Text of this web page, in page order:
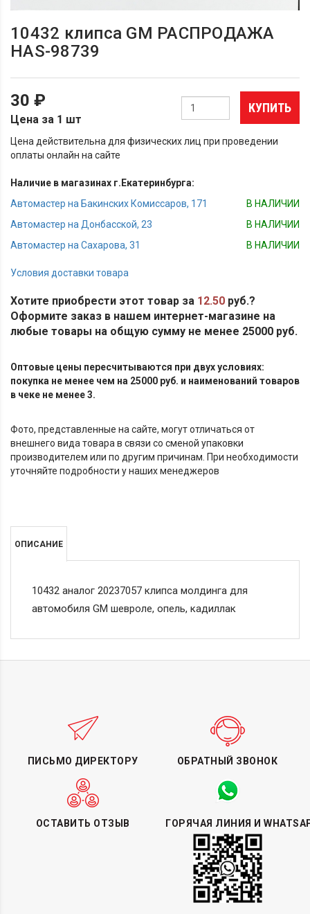
10432 клипса GM РАСПРОДАЖА
HAS-98739
30 ₽
Цена за 1 шт
КУПИТЬ
Цена действительна для физических лиц при проведении
оплаты онлайн на сайте
Наличие в магазинах г.Екатеринбурга:
Автомастер на Бакинских Комиссаров, 171
В НАЛИЧИИ
Автомастер на Донбасской, 23
В НАЛИЧИИ
Автомастер на Сахарова, 31
В НАЛИЧИИ
Условия доставки товара
Хотите приобрести этот товар за 12.50 руб.?
Оформите заказ в нашем интернет-магазине на
любые товары на общую сумму не менее 25000 руб.
Оптовые цены пересчитываются при двух условиях:
покупка не менее чем на 25000 руб. и наименований товаров
в чеке не менее 3.
Фото, представленные на сайте, могут отличаться от
внешнего вида товара в связи со сменой упаковки
производителем или по другим причинам. При необходимости
уточняйте подробности у наших менеджеров
ОПИСАНИЕ
10432 аналог 20237057 клипса молдинга для
автомобиля GM шевроле, опель, кадиллак
ПИСЬМО ДИРЕКТОРУ ОБРАТНЫЙ ЗВОНОК
ОСТАВИТЬ ОТЗЫВ ГОРЯЧАЯ ЛИНИЯ И